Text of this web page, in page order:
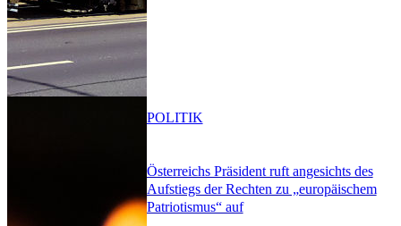
Österreichs Präsident ruft angesichts des
Aufstiegs der Rechten zu „europäischem
Patriotismus“ auf
POLITIK